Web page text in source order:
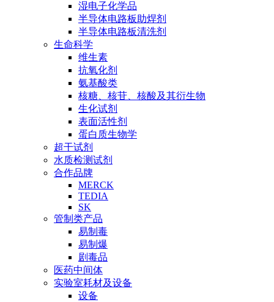
湿电子化学品
半导体电路板助焊剂
半导体电路板清洗剂
生命科学
维生素
抗氧化剂
氨基酸类
核糖、核苷、核酸及其衍生物
生化试剂
表面活性剂
蛋白质生物学
超干试剂
水质检测试剂
合作品牌
MERCK
TEDIA
SK
管制类产品
易制毒
易制爆
剧毒品
医药中间体
实验室耗材及设备
设备